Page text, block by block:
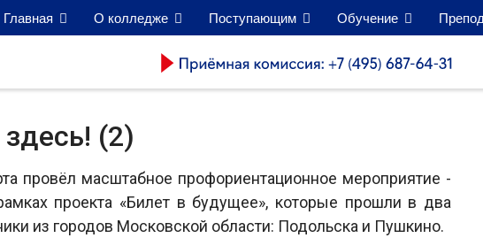
Главная О колледже Поступающим Обучение
(2)
провёл масштабное профориентационное мероприятие -
проекта «Билет в будущее», которые прошли в два
из городов Московской области: Подольска и Пушкино.